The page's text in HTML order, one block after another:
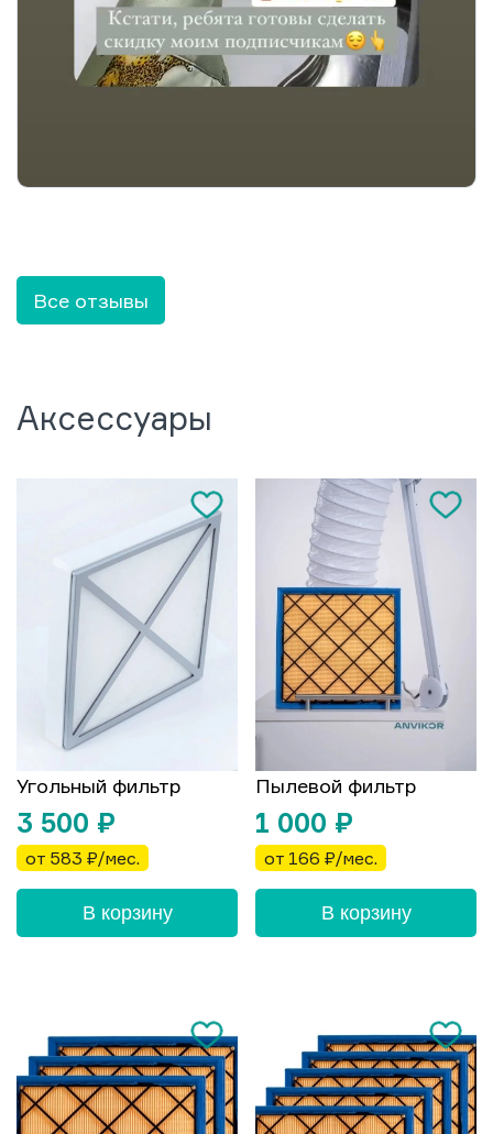
Все отзывы
Аксессуары
Угольный фильтр
3 500 ₽
от 583 ₽/мес.
В корзину
Пылевой фильтр
1 000 ₽
от 166 ₽/мес.
В корзину